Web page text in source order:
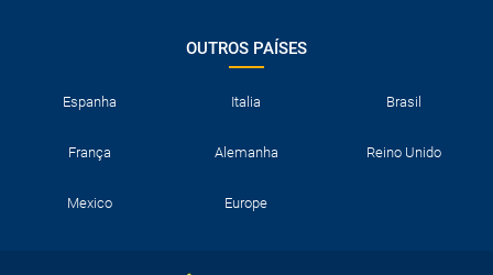
OUTROS PAÍSES
Espanha Italia Brasil
França Alemanha Reino Unido
Mexico Europe